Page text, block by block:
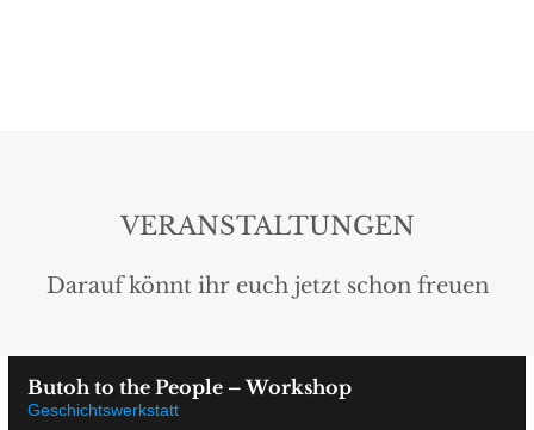
VERANSTALTUNGEN
Darauf könnt ihr euch jetzt schon freuen
8.
August
Butoh to the People – Workshop
Geschichtswerkstatt